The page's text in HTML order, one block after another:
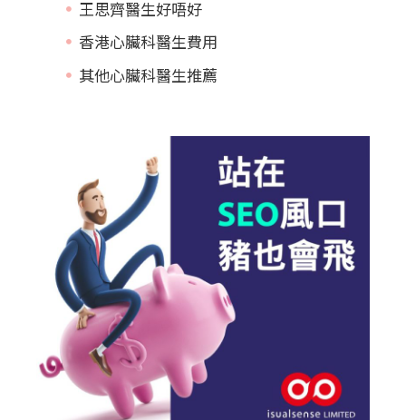
王思齊醫生好唔好
香港心臟科醫生費用
其他心臟科醫生推薦